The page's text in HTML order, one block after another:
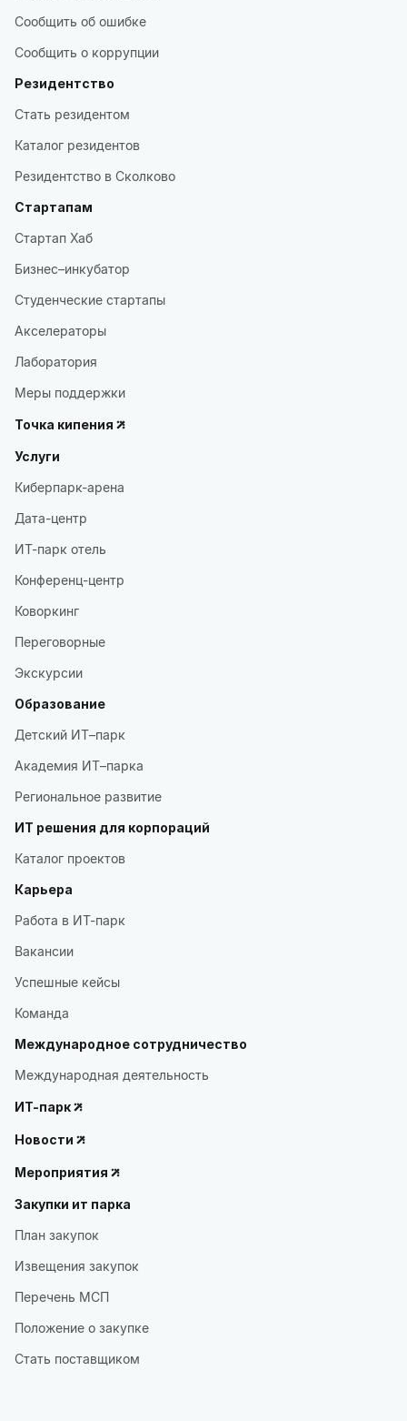
Сообщить об ошибке
Сообщить о коррупции
Резидентство
Стать резидентом
Каталог резидентов
Резидентство в Сколково
Стартапам
Стартап Хаб
Бизнес–инкубатор
Студенческие стартапы
Акселераторы
Лаборатория
Меры поддержки
Точка кипения
Услуги
Киберпарк-арена
Дата-центр
ИТ-парк отель
Конференц-центр
Коворкинг
Переговорные
Экскурсии
Образование
Детский ИТ–парк
Академия ИТ–парка
Региональное развитие
ИТ решения для корпораций
Каталог проектов
Карьера
Работа в ИТ-парк
Вакансии
Успешные кейсы
Команда
Международное сотрудничество
Международная деятельность
ИТ-парк
Новости
Мероприятия
Закупки ит парка
План закупок
Извещения закупок
Перечень МСП
Положение о закупке
Стать поставщиком